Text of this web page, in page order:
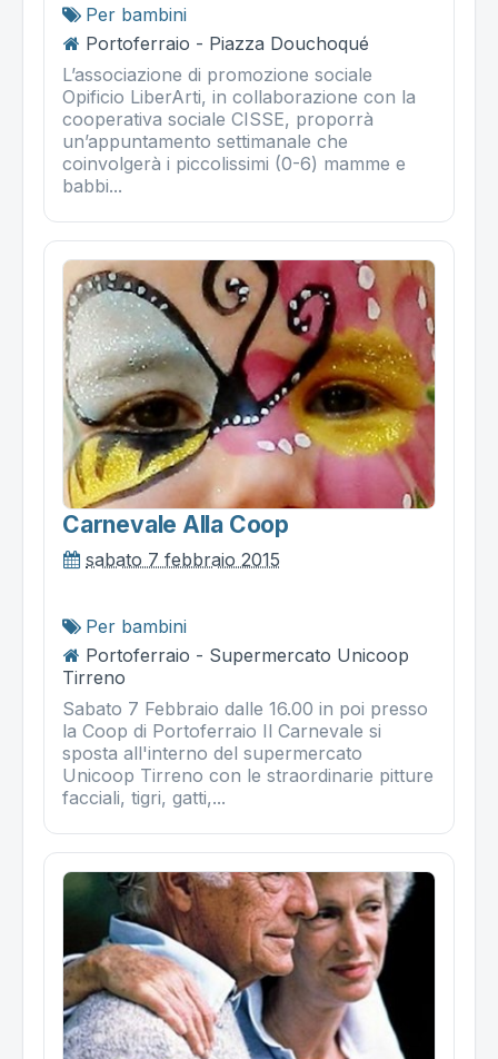
Per bambini
Portoferraio - Piazza Douchoqué
L’associazione di promozione sociale
Opificio LiberArti, in collaborazione con la
cooperativa sociale CISSE, proporrà
un’appuntamento settimanale che
coinvolgerà i piccolissimi (0-6) mamme e
babbi...
Carnevale Alla Coop
sabato 7 febbraio 2015
Per bambini
Portoferraio - Supermercato Unicoop
Tirreno
Sabato 7 Febbraio dalle 16.00 in poi presso
la Coop di Portoferraio Il Carnevale si
sposta all'interno del supermercato
Unicoop Tirreno con le straordinarie pitture
facciali, tigri, gatti,...